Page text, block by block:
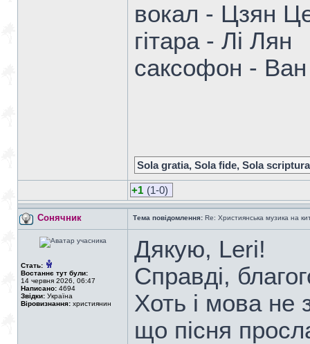
вокал - Цзян
гітара - Лі Лян
саксофон -
Sola gratia, Sola fide, Sola scriptura
+1 (1-0)
Сонячник Тема повідомлення: Re: Християнська музика на
Стать:
Востаннє тут були:
14 червня 2026, 06:47
Написано: 4694
Звідки: Україна
Віровизнання: християнин
Дякую, Leri!
Справді,
Хоть і мова не
що пісня